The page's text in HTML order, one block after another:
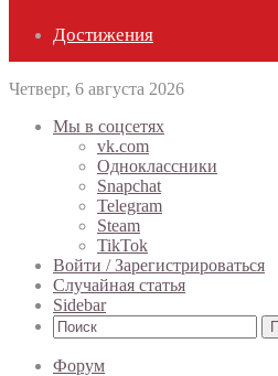
Достижения
Четверг, 6 августа 2026
Мы в соцсетях
vk.com
Одноклассники
Snapchat
Telegram
Steam
TikTok
Войти / Зарегистрироваться
Случайная статья
Sidebar
Форум